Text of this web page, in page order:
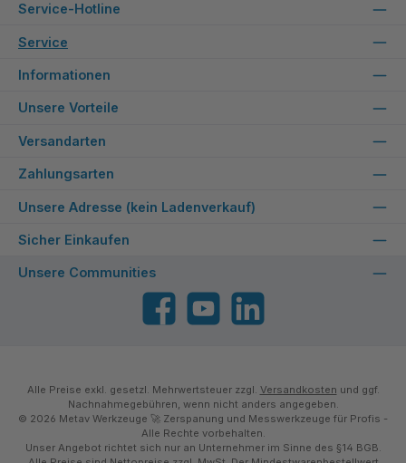
Service-Hotline
Service
Informationen
Unsere Vorteile
Versandarten
Zahlungsarten
Unsere Adresse (kein Ladenverkauf)
Sicher Einkaufen
Unsere Communities
FacebookYouTube
Alle Preise exkl. gesetzl. Mehrwertsteuer zzgl. Versandkosten und ggf.
Nachnahmegebühren, wenn nicht anders angegeben.
© 2026 Metav Werkzeuge 🚀 Zerspanung und Messwerkzeuge für Profis -
Alle Rechte vorbehalten.
Unser Angebot richtet sich nur an Unternehmer im Sinne des §14 BGB.